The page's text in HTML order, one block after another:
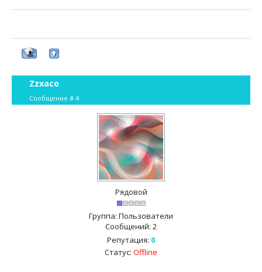
Zzxaco
Сообщение # 4
Рядовой
Группа: Пользователи
Сообщений: 2
Репутация: 0
Статус: Offline